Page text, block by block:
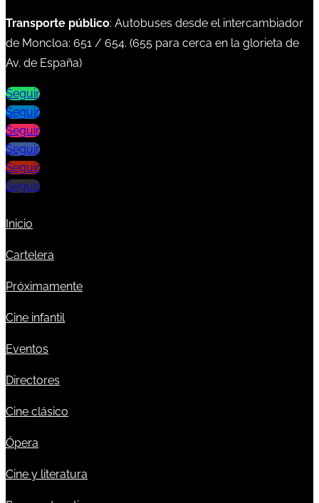
Transporte público: Autobuses desde el intercambiador
de Moncloa: 651 / 654. (655 para cerca en la glorieta de
Av. de España)
Seguir
Seguir
Seguir
Seguir
Seguir
Seguir
Inicio
Cartelera
Próximamente
Cine infantil
Eventos
Directores
Cine clásico
Ópera
Cine y literatura